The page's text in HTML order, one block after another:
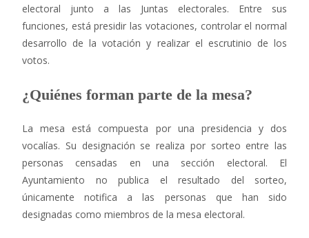
electoral junto a las Juntas electorales. Entre sus
funciones, está presidir las votaciones, controlar el normal
desarrollo de la votación y realizar el escrutinio de los
votos.
¿Quiénes forman parte de la mesa?
La mesa está compuesta por una presidencia y dos
vocalías. Su designación se realiza por sorteo entre las
personas censadas en una sección electoral. El
Ayuntamiento no publica el resultado del sorteo,
únicamente notifica a las personas que han sido
designadas como miembros de la mesa electoral.